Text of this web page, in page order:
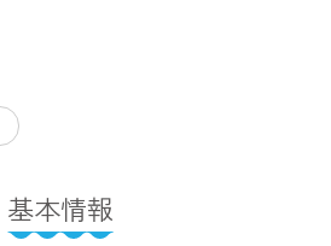
基本情報